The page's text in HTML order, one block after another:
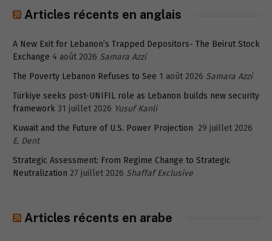
Articles récents en anglais
A New Exit for Lebanon’s Trapped Depositors- The Beirut Stock
Exchange 4 août 2026 Samara Azzi
The Poverty Lebanon Refuses to See 1 août 2026 Samara Azzi
Türkiye seeks post-UNIFIL role as Lebanon builds new security
framework 31 juillet 2026 Yusuf Kanli
Kuwait and the Future of U.S. Power Projection 29 juillet 2026
E. Dent
Strategic Assessment: From Regime Change to Strategic
Neutralization 27 juillet 2026 Shaffaf Exclusive
Articles récents en arabe